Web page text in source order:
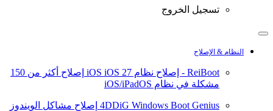
تسجيل الخروج
النظام & الإصلاح
ReiBoot - إصلاح نظام iOS iOS 27
إصلاح أكثر من 150
مشكلة في نظام iOS/iPadOS
4DDiG Windows Boot Genius إصلاح مشاكل الويندوز